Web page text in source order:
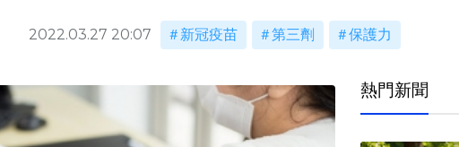
2022.03.27 20:07 新冠疫苗 第三劑 保護力
熱門新聞